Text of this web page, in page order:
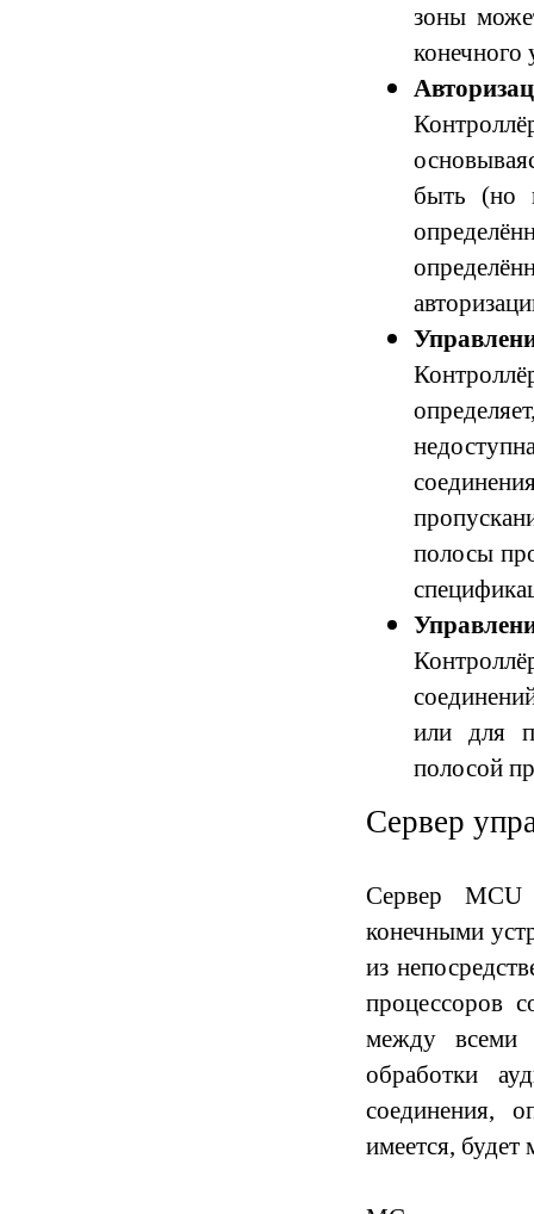
зоны
конечного
К
быть (но
К
полосы
К
или для
полосой
Сервер
Сервер
конечными
из
процессоров
между всеми
обработки
соединения,
имеется,